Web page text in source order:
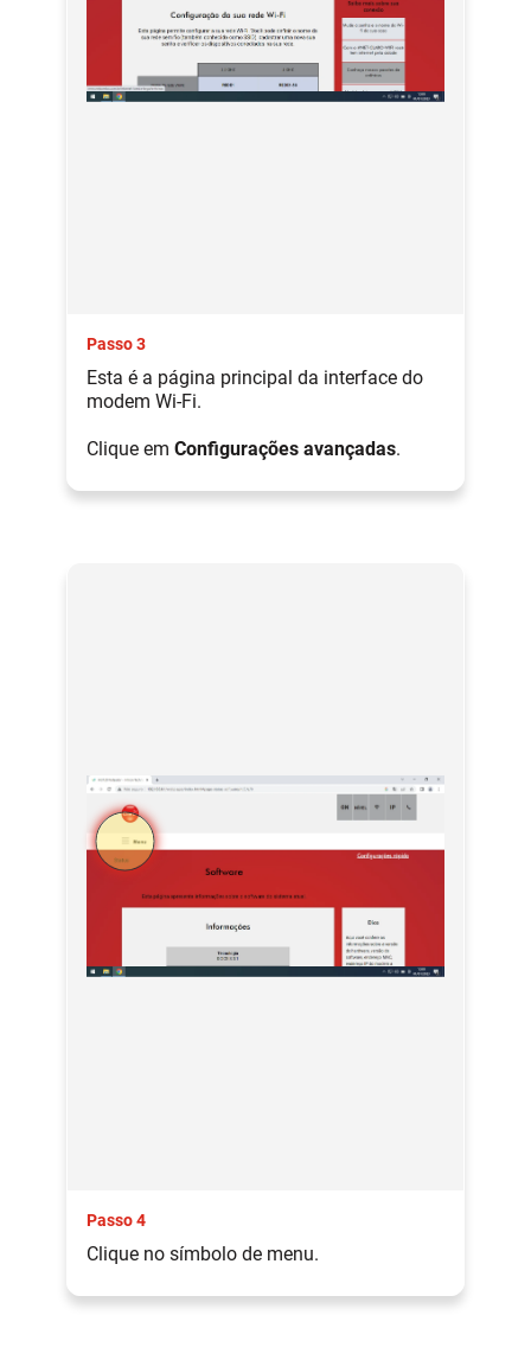
Passo 3
Esta é a página principal da interface do
modem Wi-Fi.
Clique em Configurações avançadas.
Passo 4
Clique no símbolo de menu.